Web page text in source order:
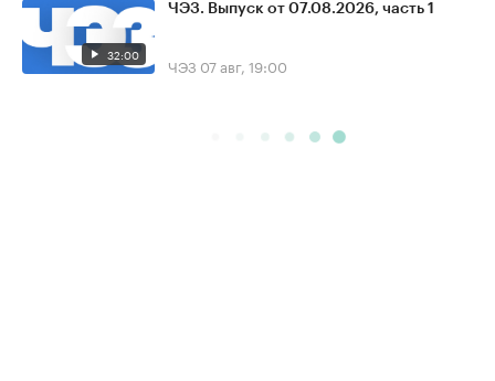
32:00
ЧЭЗ. Выпуск от 07.08.2026, часть 1
ЧЭЗ 07 авг, 19:00